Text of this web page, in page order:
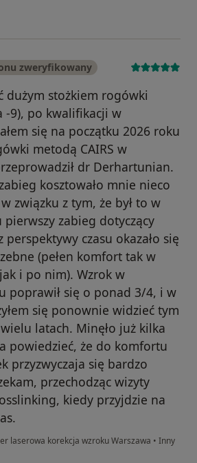
zweryfikowany
dużym stożkiem rogówki
-9), po kwalifikacji w
się na początku 2026 roku
metodą CAIRS w
dr Derhartunian.
kosztowało mnie nieco
związku z tym, że był to w
zabieg dotyczący
perspektywy czasu okazało się
(pełen komfort tak w
i po nim). Wzrok w
poprawił się o ponad 3/4, i w
się ponownie widzieć tym
latach. Minęło już kilka
powiedzieć, że do komfortu
przyzwyczaja się bardzo
przechodząc wizyty
kiedy przyjdzie na
laserowa korekcja wzroku Warszawa • Inny